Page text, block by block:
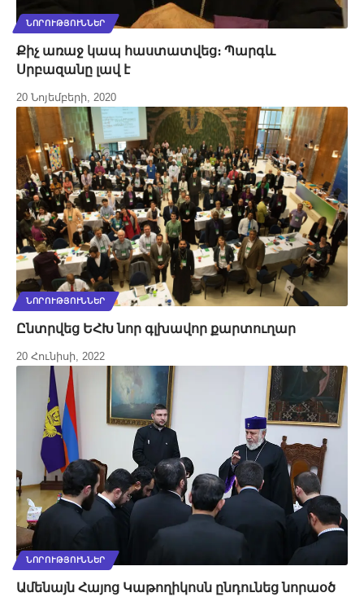
ՆՈՐՈՒԹՅՈՒՆՆԵՐ
Քիչ առաջ կապ հաստատվեց։ Պարգև
Սրբազանը լավ է
20 Նոյեմբերի, 2020
ՆՈՐՈՒԹՅՈՒՆՆԵՐ
Ընտրվեց ԵՀԽ նոր գլխավոր քարտուղար
20 Հունիսի, 2022
ՆՈՐՈՒԹՅՈՒՆՆԵՐ
Ամենայն Հայոց Կաթողիկոսն ընդունեց նորաօծ